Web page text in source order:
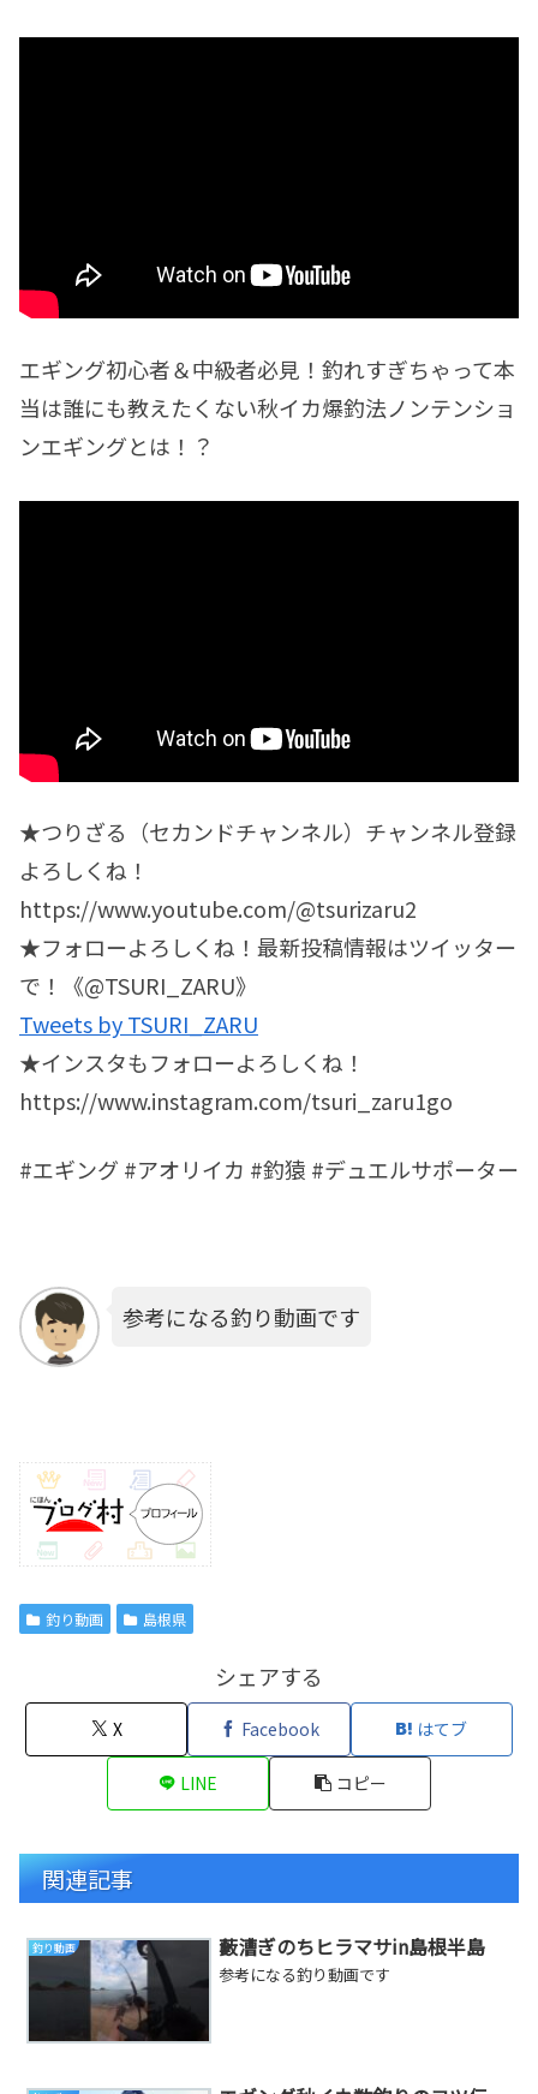
エギング初心者＆中級者必見！釣れすぎちゃって本
当は誰にも教えたくない秋イカ爆釣法ノンテンショ
ンエギングとは！？
★つりざる（セカンドチャンネル）チャンネル登録
よろしくね！
https://www.youtube.com/@tsurizaru2
★フォローよろしくね！最新投稿情報はツイッター
で！《@TSURI_ZARU》
Tweets by TSURI_ZARU
★インスタもフォローよろしくね！
https://www.instagram.com/tsuri_zaru1go
#エギング #アオリイカ #釣猿 #デュエルサポーター
参考になる釣り動画です
釣り動画 島根県
シェアする
X Facebook はてブ
LINE コピー
関連記事
釣り動画 藪漕ぎのちヒラマサin島根半島
参考になる釣り動画です